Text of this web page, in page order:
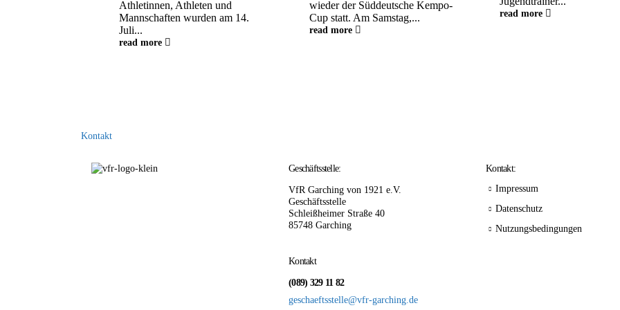
Athletinnen, Athleten und
Mannschaften wurden am 14.
Juli...
read more
wieder der Süddeutsche Kempo-
Cup statt. Am Samstag,...
read more
read more
Kontakt
Geschäftsstelle:
VfR Garching von 1921 e.V.
Geschäftsstelle
Schleißheimer Straße 40
85748 Garching
Kontakt
(089) 329 11 82
geschaeftsstelle@vfr-garching.de
Kontakt:
Impressum
Datenschutz
Nutzungsbedingungen